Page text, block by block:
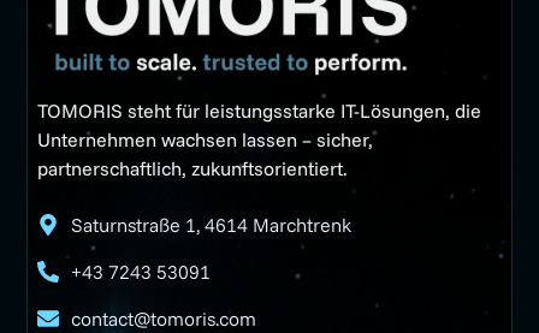
TOMORIS steht für leistungsstarke IT-Lösungen, die
Unternehmen wachsen lassen – sicher,
partnerschaftlich, zukunftsorientiert.
Saturnstraße 1, 4614 Marchtrenk
+43 7243 53091
contact@tomoris.com